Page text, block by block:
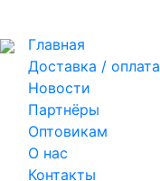
Главная
Доставка / оплата
Новости
Партнёры
Оптовикам
О нас
Контакты